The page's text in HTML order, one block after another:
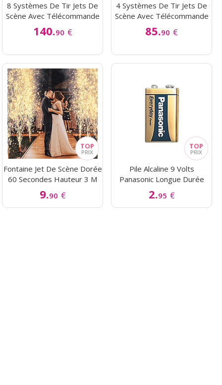
8 Systèmes De Tir Jets De
Scène Avec Télécommande
140.90 €
4 Systèmes De Tir Jets De
Scène Avec Télécommande
85.90 €
Fontaine Jet De Scène Dorée
60 Secondes Hauteur 3 M
9.90 €
Pile Alcaline 9 Volts
Panasonic Longue Durée
2.95 €